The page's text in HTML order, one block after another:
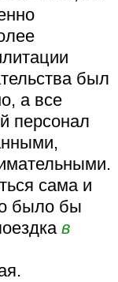
был
а все
персонал
сама и
было бы
в